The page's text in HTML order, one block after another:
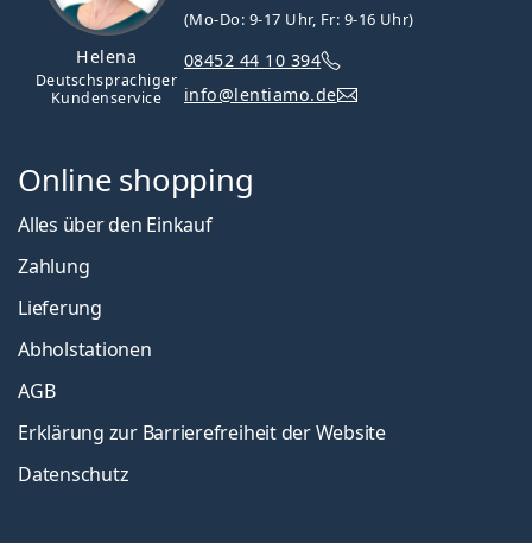
Helena
Deutschsprachiger
Kundenservice
(Mo-Do: 9-17 Uhr, Fr: 9-16 Uhr)
08452 44 10 394
info@lentiamo.de
Online shopping
Alles über den Einkauf
Zahlung
Lieferung
Abholstationen
AGB
Erklärung zur Barrierefreiheit der Website
Datenschutz